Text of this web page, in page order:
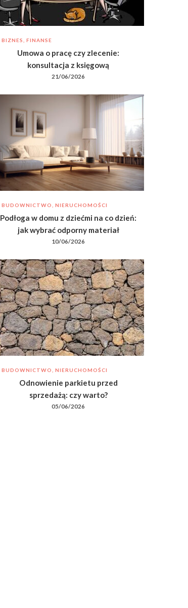
BIZNES, FINANSE
Umowa o pracę czy zlecenie:
konsultacja z księgową
21/06/2026
BUDOWNICTWO, NIERUCHOMOŚCI
Podłoga w domu z dziećmi na co dzień:
jak wybrać odporny materiał
10/06/2026
BUDOWNICTWO, NIERUCHOMOŚCI
Odnowienie parkietu przed
sprzedażą: czy warto?
05/06/2026